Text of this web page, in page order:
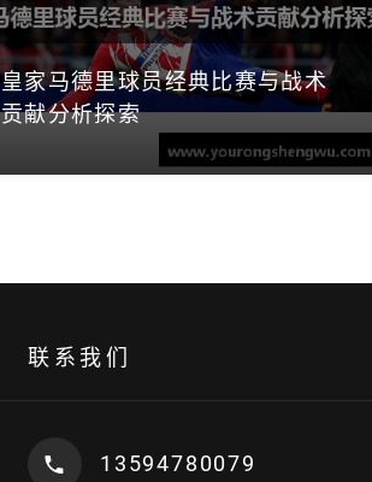
皇家马德里球员经典比赛与战术
贡献分析探索
联系我们
13594780079